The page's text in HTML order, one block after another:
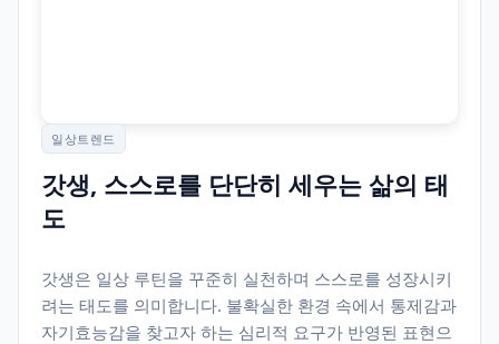
일상트렌드
갓생, 스스로를 단단히 세우는 삶의 태
도
갓생은 일상 루틴을 꾸준히 실천하며 스스로를 성장시키
려는 태도를 의미합니다. 불확실한 환경 속에서 통제감과
자기효능감을 찾고자 하는 심리적 요구가 반영된 표현으